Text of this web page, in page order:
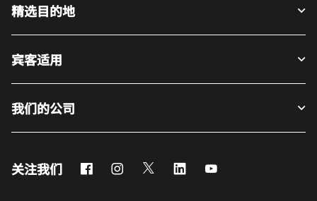
精选目的地
宾客适用
我们的公司
关注我们 FacebookInstagram
Twitter LinkedIn